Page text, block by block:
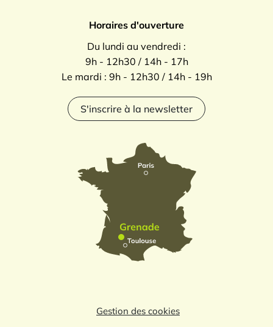
Horaires d'ouverture
Du lundi au vendredi :
9h - 12h30 / 14h - 17h
Le mardi : 9h - 12h30 / 14h - 19h
S'inscrire à la newsletter
Gestion des cookies